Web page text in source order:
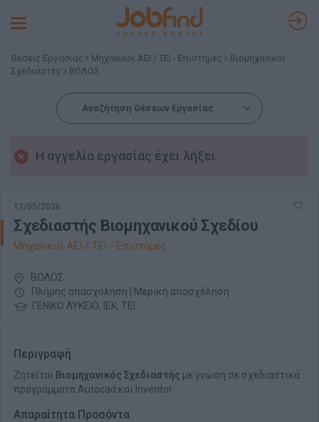
Toggle
Θέσεις Εργασίας Μηχανικοί ΑΕΙ / ΤΕΙ - Επιστήμες
Βιομηχανικοί
Σχεδιαστές
ΒΟΛΟΣ
Αναζήτηση Θέσεων Εργασίας
Η αγγελία εργασίας έχει λήξει
12/05/2026
Σχεδιαστής Βιομηχανικού Σχεδίου
Μηχανικοί ΑΕΙ / ΤΕΙ - Επιστήμες
ΒΟΛΟΣ
Πλήρης απασχόληση | Μερική απασχόληση
ΓΕΝΙΚΟ ΛΥΚΕΙΟ, ΙΕΚ, ΤΕΙ
Περιγραφή
Ζητείται Βιομηχανικός Σχεδιαστής με γνώση σε σχεδιαστικά
προγράμματα Αutocad και Ιnventor.
Απαραίτητα Προσόντα